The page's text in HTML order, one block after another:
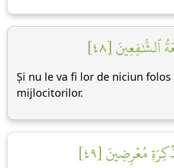
ٱلشَّٰفِعِينَ [٤٨]
Și nu le va fi lor de niciun
mijlocitorilor.
مُعۡرِضِينَ [٤٩]